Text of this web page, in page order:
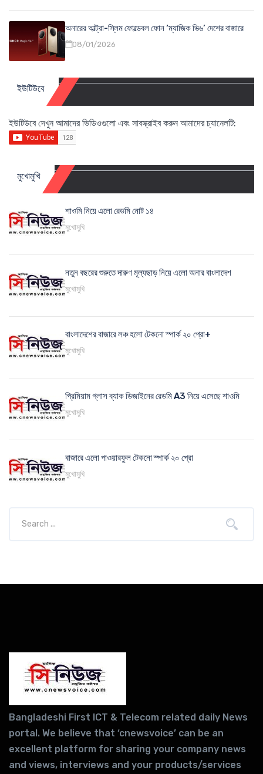
অনারের আল্ট্রা-স্লিম ফোল্ডেবল ফোন ‘ম্যাজিক ভি৬’ দেশের বাজারে
08/01/2026
ইউটিউবে
ইউটিউবে দেখুন আমাদের ভিডিওগুলো এবং সাবস্ক্রাইব করুন আমাদের চ্যানেলটি:
মুখোমুখি
শাওমি নিয়ে এলো রেডমি নোট ১৪
মুখোমুখি
নতুন বছরের শুরুতে দারুণ মূল্যছাড় নিয়ে এলো অনার বাংলাদেশ
মুখোমুখি
বাংলাদেশের বাজারে লঞ্চ হলো টেকনো স্পার্ক ২০ প্রো+
মুখোমুখি
প্রিমিয়াম গ্লাস ব্যাক ডিজাইনের রেডমি A3 নিয়ে এসেছে শাওমি
মুখোমুখি
বাজারে এলো পাওয়ারফুল টেকনো স্পার্ক ২০ প্রো
মুখোমুখি
Bangladeshi First ICT & Telecom related daily News
portal. We believe that ‘cnewsvoice’ can be an
excellent platform for sharing your company news
and views, interviews and your products/services